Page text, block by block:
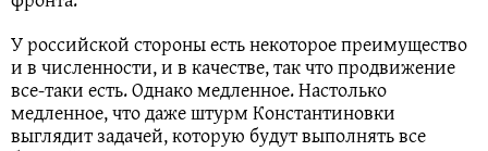
У российской стороны есть некоторое преимущество
и в численности, и в качестве, так что продвижение
все-таки есть. Однако медленное. Настолько
медленное, что даже штурм Константиновки
выглядит задачей, которую будут выполнять все